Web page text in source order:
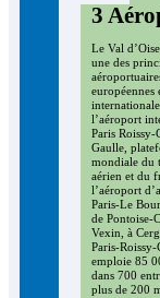
3
Le Val
une des
européennes
l’aéroport
Paris Roissy-
Gaulle,
mondiale du
aérien et du
l’aéroport
Paris-Le
de Pontoise-
Vexin, à
Paris-Roissy-
emploie 85
dans 700
plus de 200